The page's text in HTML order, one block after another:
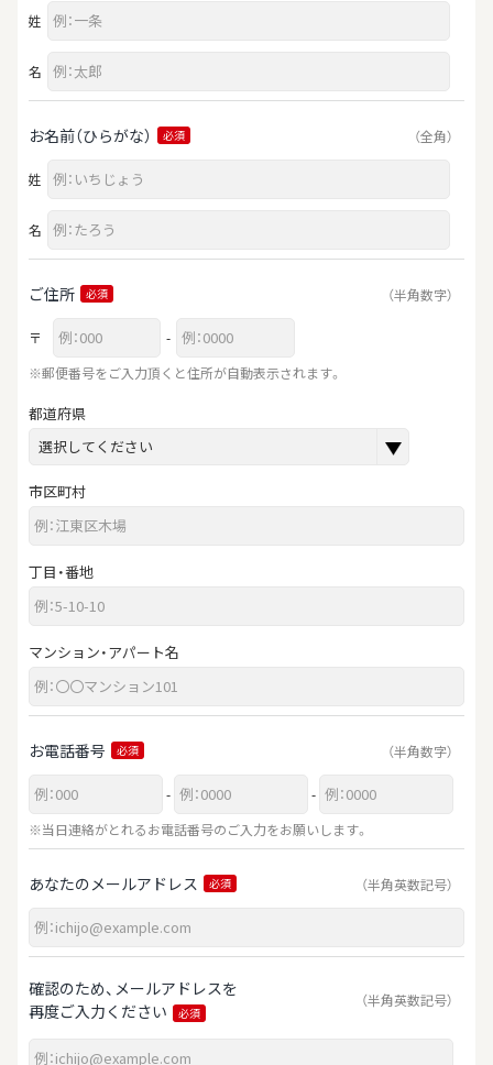
姓
名
お名前（ひらがな） 必須 （全角）
姓
名
ご住所 必須 （半角数字）
〒
-
※郵便番号をご入力頂くと住所が自動表示されます。
都道府県
市区町村
丁目・番地
マンション・アパート名
お電話番号 必須 （半角数字）
-
-
※当日連絡がとれるお電話番号のご入力をお願いします。
あなたのメールアドレス 必須 （半角英数記号）
確認のため、メールアドレスを
再度ご入力ください
必須
（半角英数記号）